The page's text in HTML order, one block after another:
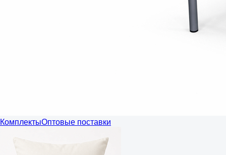
КомплектыОптовые поставки